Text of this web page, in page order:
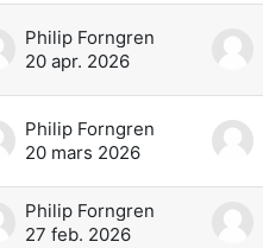
Philip Forngren
20 apr. 2026
Philip Forngren
20 mars 2026
Philip Forngren
27 feb. 2026